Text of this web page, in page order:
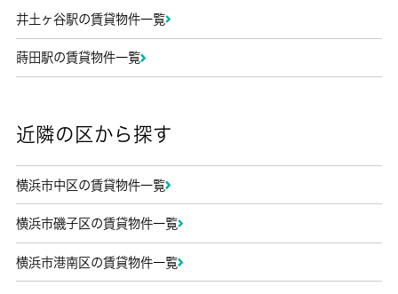
井土ヶ谷駅の賃貸物件一覧
蒔田駅の賃貸物件一覧
近隣の区から探す
横浜市中区の賃貸物件一覧
横浜市磯子区の賃貸物件一覧
横浜市港南区の賃貸物件一覧